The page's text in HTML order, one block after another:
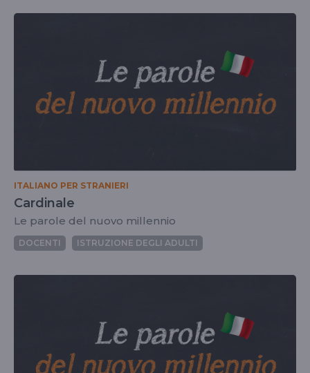
ITALIANO PER STRANIERI
Cardinale
Le parole del nuovo millennio
DOCENTI ISTRUZIONE DEGLI ADULTI